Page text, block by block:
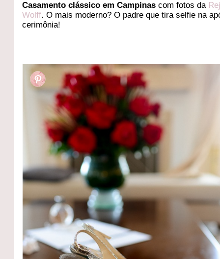
Casamento clássico em Campinas com fotos da
Wolff. O mais moderno? O padre que tira selfie na
cerimônia!